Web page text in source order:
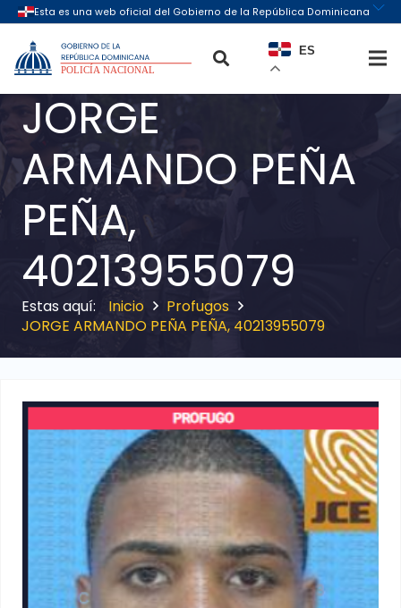
ES
JORGE
ARMANDO PEÑA
PEÑA,
40213955079
Inicio
Profugos
JORGE ARMANDO PEÑA PEÑA, 40213955079